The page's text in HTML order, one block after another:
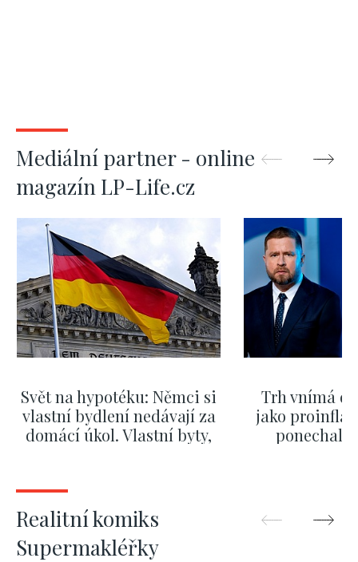
Mediální partner - online
magazín LP-Life.cz
Svět na hypotéku: Němci si
vlastní bydlení nedávají za
domácí úkol. Vlastní byty,
Trh vnímá
jako
ponechali
Realitní komiks
Supermakléřky